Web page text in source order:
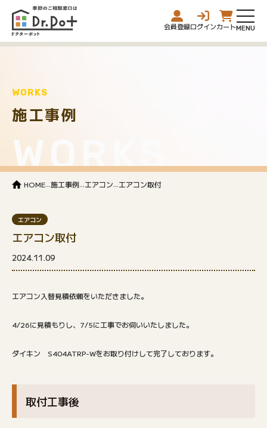
会員登録ログインカート
WORKS
施工事例
WORKS
HOME 施工事例 エアコン エアコン取付
エアコン
エアコン取付
2024.11.09
エアコン入替見積依頼をいただきました。
4/26に見積もりし、7/5に工事でお伺いいたしました。
ダイキン S404ATRP-Wをお取り付けして完了しております。
取付工事後